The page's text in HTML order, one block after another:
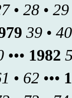
• 28• 29
39 • 40
••• 1982
• 62•••